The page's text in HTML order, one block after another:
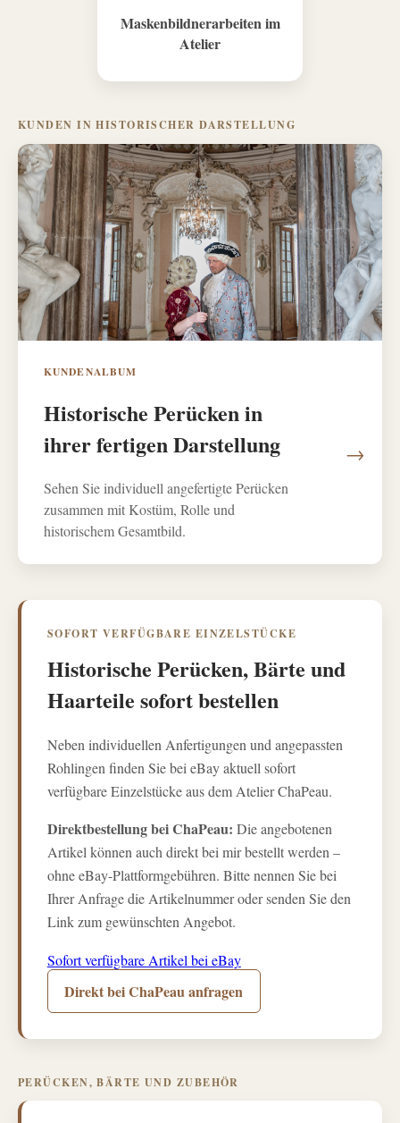
Maskenbildnerarbeiten im
Atelier
KUNDEN IN HISTORISCHER DARSTELLUNG
KUNDENALBUM
Historische Perücken in
ihrer fertigen Darstellung
Sehen Sie individuell angefertigte Perücken
zusammen mit Kostüm, Rolle und
historischem Gesamtbild.
→
SOFORT VERFÜGBARE EINZELSTÜCKE
Historische Perücken, Bärte und
Haarteile sofort bestellen
Neben individuellen Anfertigungen und angepassten
Rohlingen finden Sie bei eBay aktuell sofort
verfügbare Einzelstücke aus dem Atelier ChaPeau.
Direktbestellung bei ChaPeau: Die angebotenen
Artikel können auch direkt bei mir bestellt werden –
ohne eBay-Plattformgebühren. Bitte nennen Sie bei
Ihrer Anfrage die Artikelnummer oder senden Sie den
Link zum gewünschten Angebot.
Sofort verfügbare Artikel bei eBay
Direkt bei ChaPeau anfragen
PERÜCKEN, BÄRTE UND ZUBEHÖR